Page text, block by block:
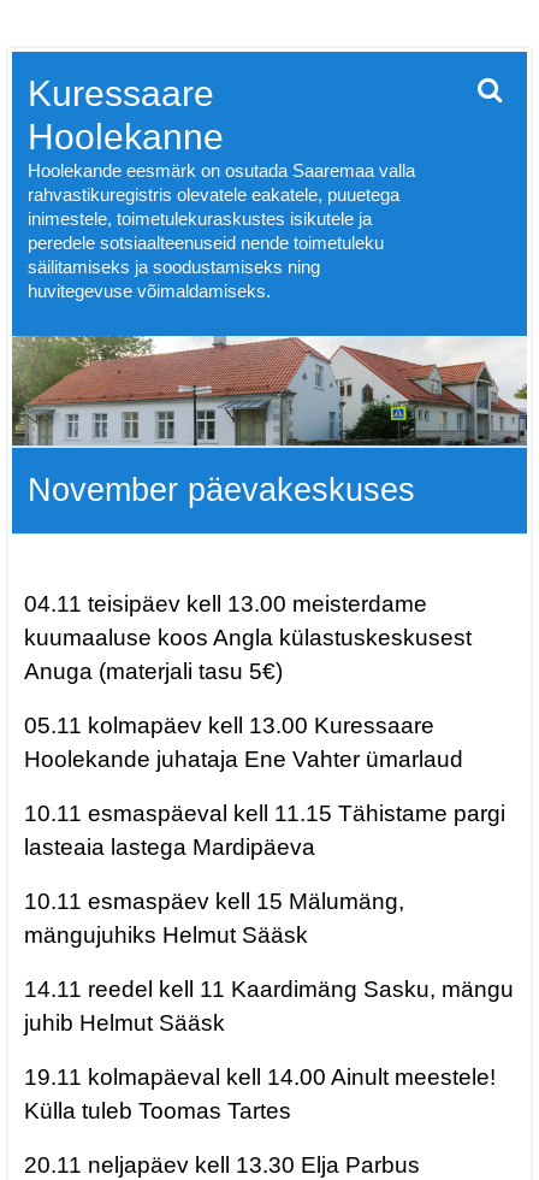
content
Kuressaare
Hoolekanne
Hoolekande eesmärk on osutada Saaremaa valla
rahvastikuregistris olevatele eakatele, puuetega
inimestele, toimetulekuraskustes isikutele ja
peredele sotsiaalteenuseid nende toimetuleku
säilitamiseks ja soodustamiseks ning
huvitegevuse võimaldamiseks.
November päevakeskuses
04.11 teisipäev kell 13.00 meisterdame
kuumaaluse koos Angla külastuskeskusest
Anuga (materjali tasu 5€)
05.11 kolmapäev kell 13.00 Kuressaare
Hoolekande juhataja Ene Vahter ümarlaud
10.11 esmaspäeval kell 11.15 Tähistame pargi
lasteaia lastega Mardipäeva
10.11 esmaspäev kell 15 Mälumäng,
mängujuhiks Helmut Sääsk
14.11 reedel kell 11 Kaardimäng Sasku, mängu
juhib Helmut Sääsk
19.11 kolmapäeval kell 14.00 Ainult meestele!
Külla tuleb Toomas Tartes
20.11 neljapäev kell 13.30 Elja Parbus